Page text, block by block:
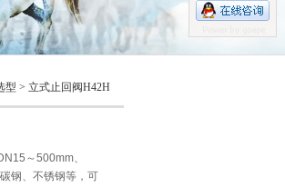
型 > 立式止回阀H42H
～500mm、
钢、不锈钢等，可